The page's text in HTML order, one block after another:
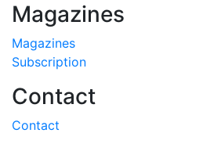
Magazines
Magazines
Subscription
Contact
Contact